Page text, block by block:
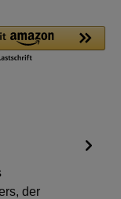
der